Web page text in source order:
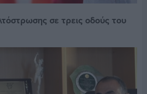
σε τρεις οδούς του